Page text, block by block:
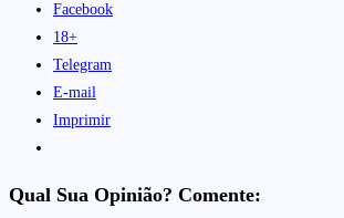
Facebook
18+
Telegram
E-mail
Imprimir
Qual Sua Opinião? Comente: